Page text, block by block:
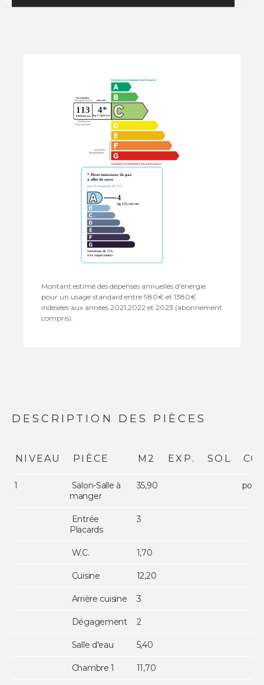
Montant estimé des dépenses annuelles d'énergie
pour un usage standard entre 980€ et 1380€.
indexées aux années 2021,2022 et 2023 (abonnement
compris).
DESCRIPTION DES PIÈCES
NIVEAU PIÈCE M2 EXP. SOL
1
Salon-Salle à
manger
35,90
Entrée
Placards
3
W.C. 1,70
Cuisine 12,20
Arrière cuisine 3
Dégagement 2
Salle d'eau 5,40
Chambre 1 11,70